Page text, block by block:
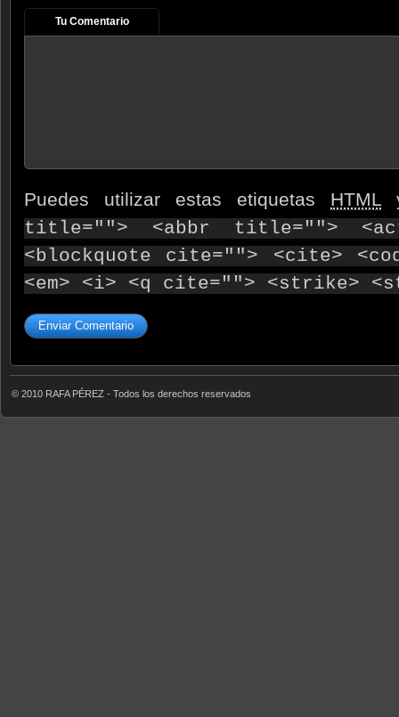
Tu Comentario
Puedes utilizar estas etiquetas HTML
title=""> <abbr title="">
<blockquote cite=""> <cite>
<em> <i> <q cite=""> <strike>
© 2010 RAFA PÉREZ - Todos los derechos reservados